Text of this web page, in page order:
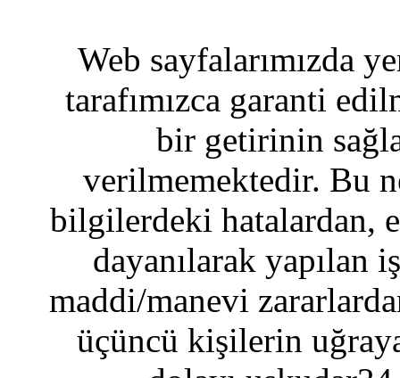
Web sayfalarımızda
tarafımızca garanti
bir getirinin
verilmemektedir. Bu
bilgilerdeki hatalardan,
dayanılarak yapılan
maddi/manevi
üçüncü kişilerin